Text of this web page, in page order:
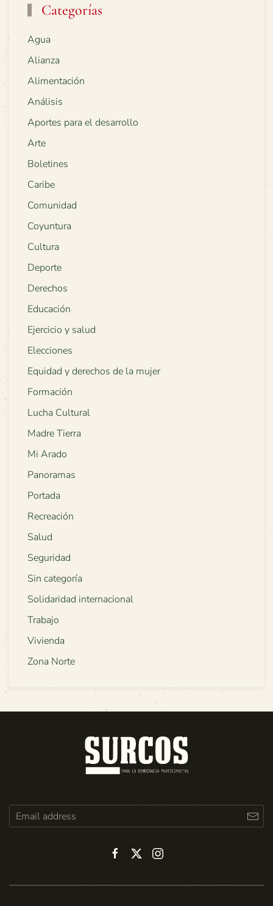
Categorías
Agua
Alianza
Alimentación
Análisis
Aportes para el desarrollo
Arte
Boletines
Caribe
Comunidad
Coyuntura
Cultura
Deporte
Derechos
Educación
Ejercicio y salud
Elecciones
Equidad y derechos de la mujer
Formación
Lucha Cultural
Madre Tierra
Mi Arado
Panoramas
Portada
Recreación
Salud
Seguridad
Sin categoría
Solidaridad internacional
Trabajo
Vivienda
Zona Norte